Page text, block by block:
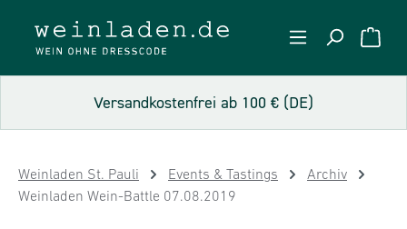
Zum Hauptinhalt springen
Versandkostenfrei ab 100 € (DE)
Weinladen St. Pauli Events & Tastings
Archiv
Weinladen Wein-Battle 07.08.2019